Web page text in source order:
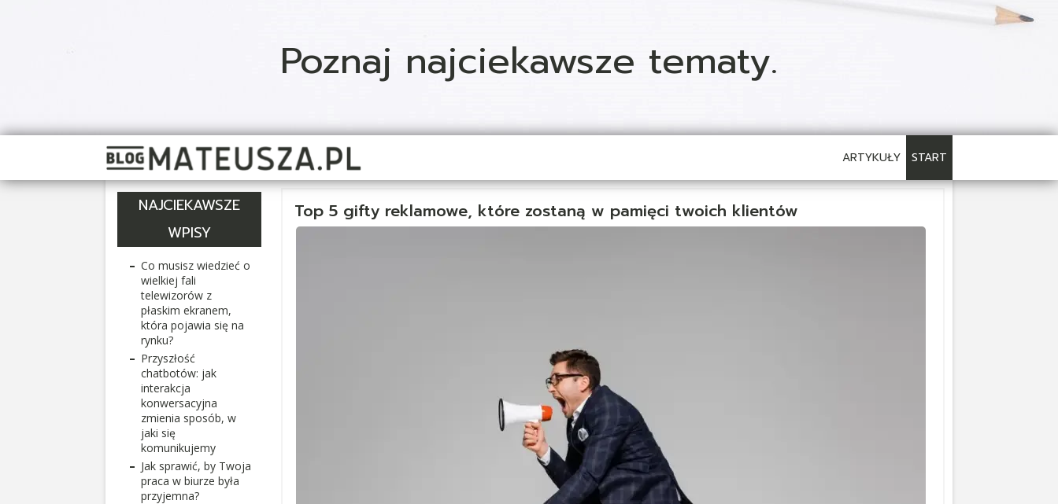
Poznaj najciekawsze tematy.
ARTYKUŁY START
NAJCIEKAWSZE
WPISY
Co musisz wiedzieć o
wielkiej fali
telewizorów z
płaskim ekranem,
która pojawia się na
rynku?
Przyszłość
chatbotów: jak
interakcja
konwersacyjna
zmienia sposób, w
jaki się
komunikujemy
Jak sprawić, by Twoja
praca w biurze była
przyjemna?
Top 5 gifty reklamowe, które zostaną w pamięci twoich klientów